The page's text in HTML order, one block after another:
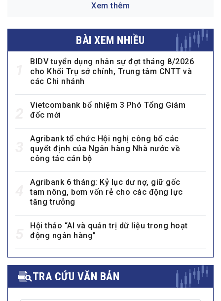
Xem thêm
BÀI XEM NHIỀU
BIDV tuyển dụng nhân sự đợt tháng 8/2026
cho Khối Trụ sở chính, Trung tâm CNTT và
các Chi nhánh
Vietcombank bổ nhiệm 3 Phó Tổng Giám
đốc mới
Agribank tổ chức Hội nghị công bố các
quyết định của Ngân hàng Nhà nước về
công tác cán bộ
Agribank 6 tháng: Kỷ lục dư nợ, giữ gốc
tam nông, bơm vốn rẻ cho các động lực
tăng trưởng
Hội thảo “AI và quản trị dữ liệu trong hoạt
động ngân hàng”
TRA CỨU VĂN BẢN